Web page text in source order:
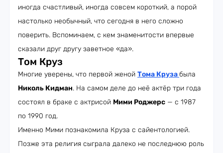
иногда счастливый, иногда совсем короткий, а порой
настолько необычный, что сегодня в него сложно
поверить. Вспоминаем, с кем знаменитости впервые
сказали друг другу заветное «да».
Том Круз
Многие уверены, что первой женой Тома Круза была
Николь Кидман. На самом деле до неё актёр три года
состоял в браке с актрисой Мими Роджерс — с 1987
по 1990 год.
Именно Мими познакомила Круза с сайентологией.
Позже эта религия сыграла далеко не последнюю роль